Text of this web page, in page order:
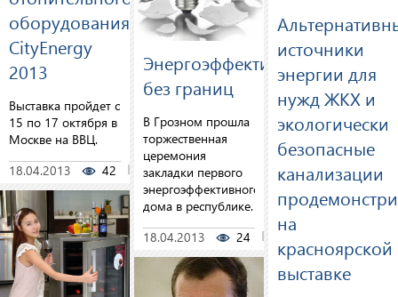
оборудования
CityEnergy
2013
Выставка пройдет с
15 по 17 октября в
Москве на ВВЦ.
18.04.2013
42 0
Энергоэффективность
без границ
В Грозном прошла
торжественная
церемония
закладки первого
энергоэффективного
дома в республике.
18.04.2013
24
источники
энергии для
нужд ЖКХ и
экологически
безопасные
канализации
на
красноярской
выставке